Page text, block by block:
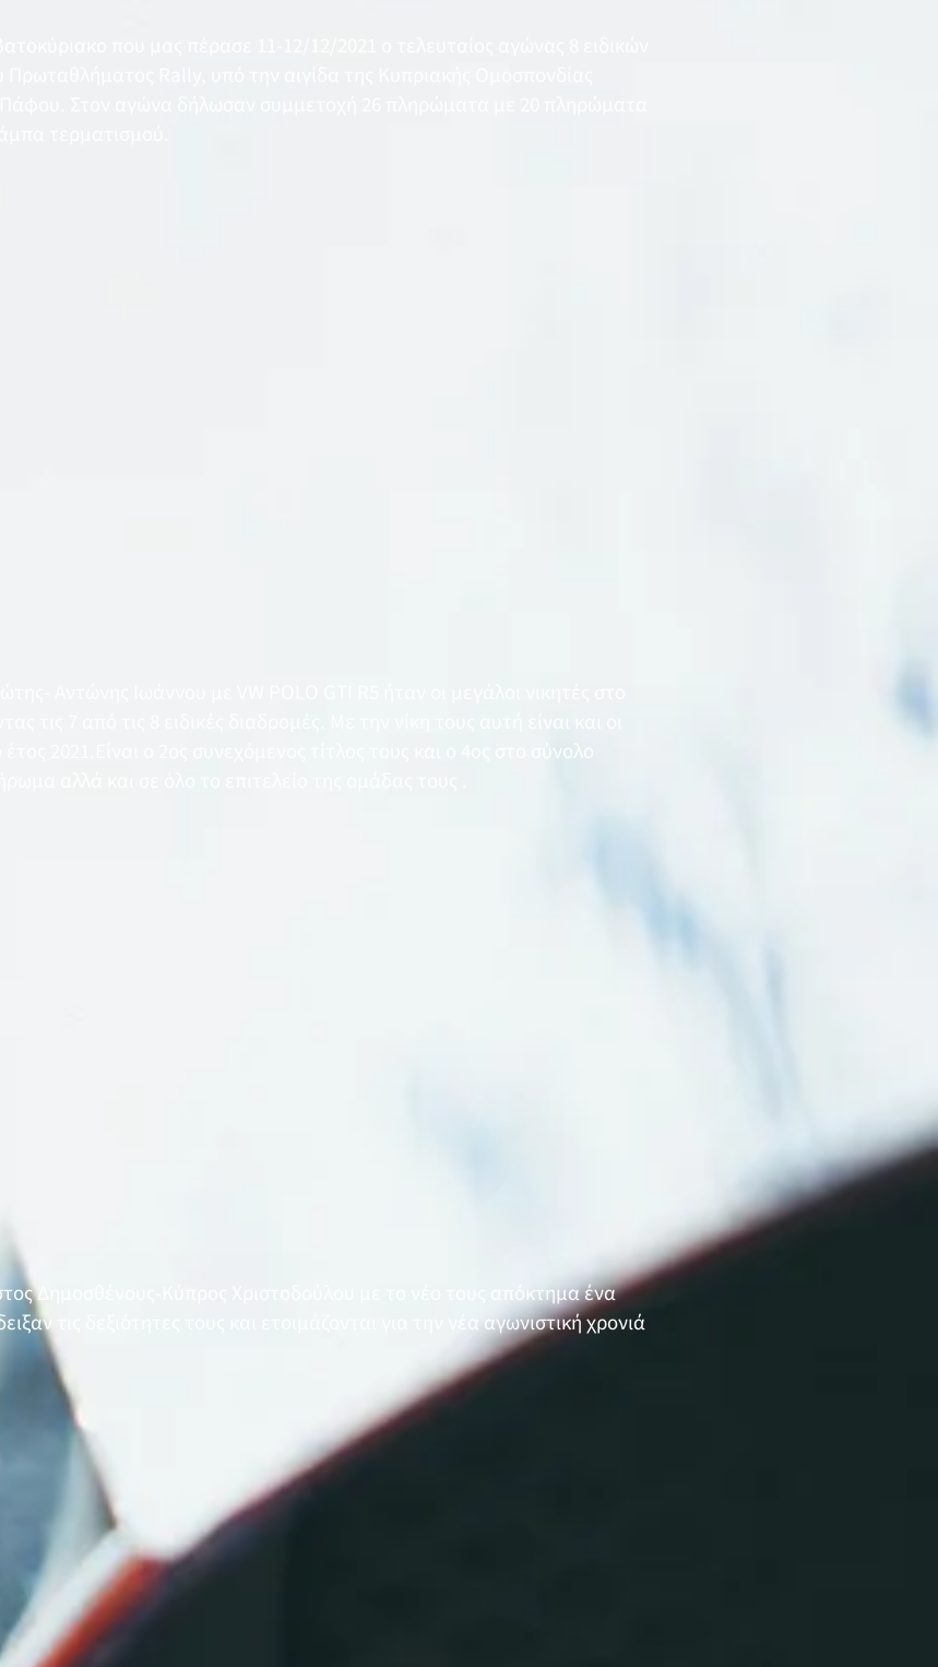
που μας πέρασε 11-12/12/2021 ο τελευταίος αγώνας 8 ειδικών
Rally, υπό την αιγίδα της Κυπριακής Ομοσπονδίας
Στον αγώνα δήλωσαν συμμετοχή 26 πληρώματα με 20 πληρώματα
τερματισμού.
τις 7 από τις 8 ειδικές διαδρομές. Με την νίκη τους αυτή είναι και οι
έτος 2021.Είναι ο 2ος συνεχόμενος τίτλος τους και ο 4ος στο σύνολο
Δημοσθένους-Κύπρος Χριστοδούλου με το νέο τους απόκτημα ένα
τις δεξιότητες τους και ετοιμάζονται για την νέα αγωνιστική χρονιά